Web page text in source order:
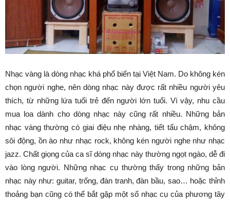
Nhạc vàng là dòng nhạc khá phổ biến tại Việt Nam. Do không kén
chọn người nghe, nên dòng nhạc này được rất nhiều người yêu
thích, từ những lứa tuổi trẻ đến người lớn tuổi. Vì vậy, nhu cầu
mua loa dành cho dòng nhạc này cũng rất nhiều. Những bản
nhạc vàng thường có giai điệu nhẹ nhàng, tiết tấu chậm, không
sôi động, ồn ào như nhạc rock, không kén người nghe như nhạc
jazz. Chất giọng của ca sĩ dòng nhạc này thường ngọt ngào, dễ đi
vào lòng người. Những nhạc cụ thường thấy trong những bản
nhạc này như: guitar, trống, đàn tranh, đàn bầu, sao… hoặc thỉnh
thoảng bạn cũng có thể bắt gặp một số nhạc cụ của phương tây